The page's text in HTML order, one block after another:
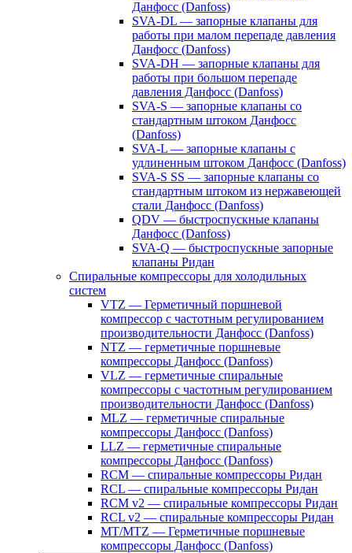
Данфосс (Danfoss)
SVA-DL — запорные клапаны для
работы при малом перепаде давления
Данфосс (Danfoss)
SVA-DH — запорные клапаны для
работы при большом перепаде
давления Данфосс (Danfoss)
SVA-S — запорные клапаны со
стандартным штоком Данфосс
(Danfoss)
SVA-L — запорные клапаны с
удлиненным штоком Данфосс (Danfoss)
SVA-S SS — запорные клапаны со
стандартным штоком из нержавеющей
стали Данфосс (Danfoss)
QDV — быстроспускные клапаны
Данфосс (Danfoss)
SVA-Q — быстроспускные запорные
клапаны Ридан
Спиральные компрессоры для холодильных
систем
VTZ — Герметичный поршневой
компрессор с частотным регулированием
производительности Данфосс (Danfoss)
NTZ — герметичные поршневые
компрессоры Данфосс (Danfoss)
VLZ — герметичные спиральные
компрессоры с частотным регулированием
производительности Данфосс (Danfoss)
MLZ — герметичные спиральные
компрессоры Данфосс (Danfoss)
LLZ — герметичные спиральные
компрессоры Данфосс (Danfoss)
RCM — спиральные компрессоры Ридан
RCL — спиральные компрессоры Ридан
RCM v2 — спиральные компрессоры Ридан
RCL v2 — спиральные компрессоры Ридан
MT/MTZ — Герметичные поршневые
компрессоры Данфосс (Danfoss)